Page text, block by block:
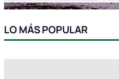
LO MÁS POPULAR